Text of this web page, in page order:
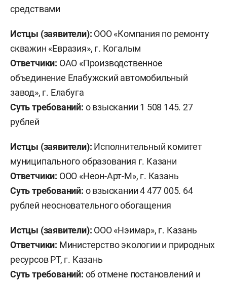
средствами
Истцы (заявители): ООО «Компания по ремонту
скважин «Евразия», г. Когалым
Ответчики: ОАО «Производственное
объединение Елабужский автомобильный
завод», г. Елабуга
Суть требований: о взыскании 1 508 145. 27
рублей
Истцы (заявители): Исполнительный комитет
муниципального образования г. Казани
Ответчики: ООО «Неон-Арт-М», г. Казань
Суть требований: о взыскании 4 477 005. 64
рублей неосновательного обогащения
Истцы (заявители): ООО «Нэимар», г. Казань
Ответчики: Министерство экологии и природных
ресурсов РТ, г. Казань
Суть требований: об отмене постановлений и